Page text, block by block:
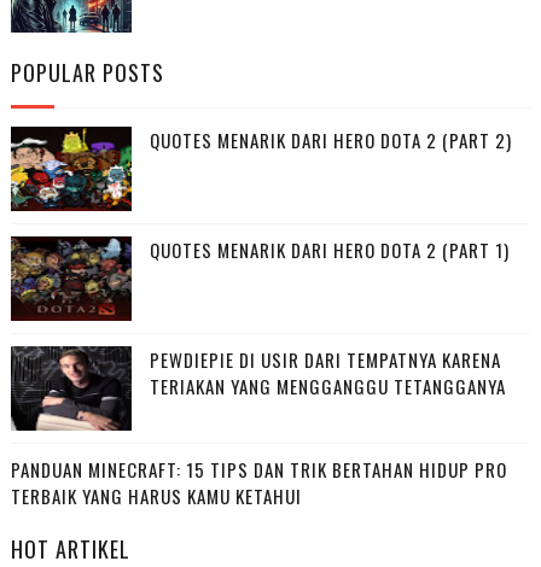
POPULAR POSTS
QUOTES MENARIK DARI HERO DOTA 2 (PART 2)
QUOTES MENARIK DARI HERO DOTA 2 (PART 1)
PEWDIEPIE DI USIR DARI TEMPATNYA KARENA
TERIAKAN YANG MENGGANGGU TETANGGANYA
PANDUAN MINECRAFT: 15 TIPS DAN TRIK BERTAHAN HIDUP PRO
TERBAIK YANG HARUS KAMU KETAHUI
HOT ARTIKEL